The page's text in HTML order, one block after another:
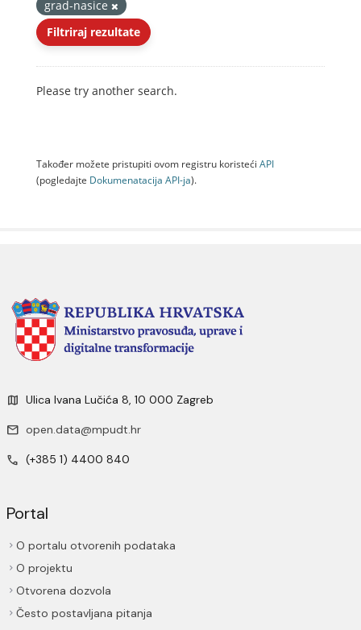
grad-nasice
Filtriraj rezultate
Please try another search.
Također možete pristupiti ovom registru koristeći API
(pogledajte Dokumenаtаcijа API-jа).